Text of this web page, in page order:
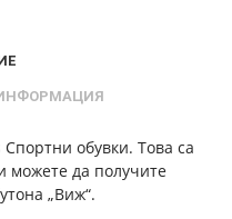
обувки. Това са
можете да получите
„Виж“.